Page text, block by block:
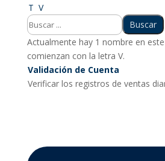
T V
Actualmente hay 1 nombre en
comienzan con la letra V.
Validación de Cuenta
Verificar los registros de ventas